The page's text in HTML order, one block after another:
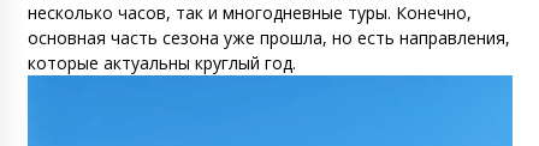
несколько часов, так и многодневные туры. Конечно,
основная часть сезона уже прошла, но есть направления,
которые актуальны круглый год.